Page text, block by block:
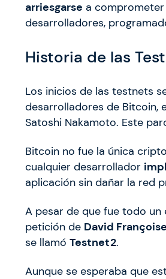
arriesgarse a
desarrolladores,
Historia de las
Los inicios de las testnets
desarrolladores de Bitcoin,
Satoshi Nakamoto. Este
Bitcoin no fue la única
cualquier desarrollador
aplicación sin dañar la red
A pesar de que fue todo un
petición de David Françoise
se llamó Testnet2.
Aunque se esperaba que